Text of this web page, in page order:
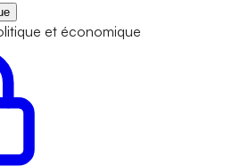
et économique